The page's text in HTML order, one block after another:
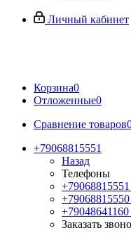
Личный кабинет
Корзина0
Отложенные0
Сравнение товаров
+79068815551
Назад
Телефоны
+79068815551
+79068815550
+79048641160
Заказать